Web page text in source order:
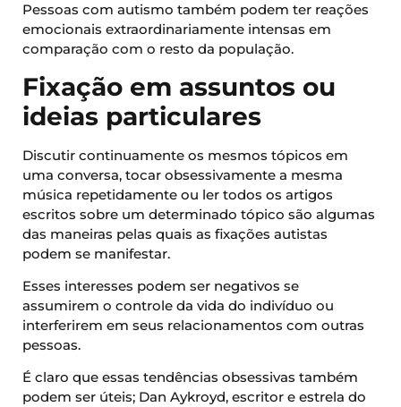
Pessoas com autismo também podem ter reações
emocionais extraordinariamente intensas em
comparação com o resto da população.
Fixação em assuntos ou
ideias particulares
Discutir continuamente os mesmos tópicos em
uma conversa, tocar obsessivamente a mesma
música repetidamente ou ler todos os artigos
escritos sobre um determinado tópico são algumas
das maneiras pelas quais as fixações autistas
podem se manifestar.
Esses interesses podem ser negativos se
assumirem o controle da vida do indivíduo ou
interferirem em seus relacionamentos com outras
pessoas.
É claro que essas tendências obsessivas também
podem ser úteis; Dan Aykroyd, escritor e estrela do